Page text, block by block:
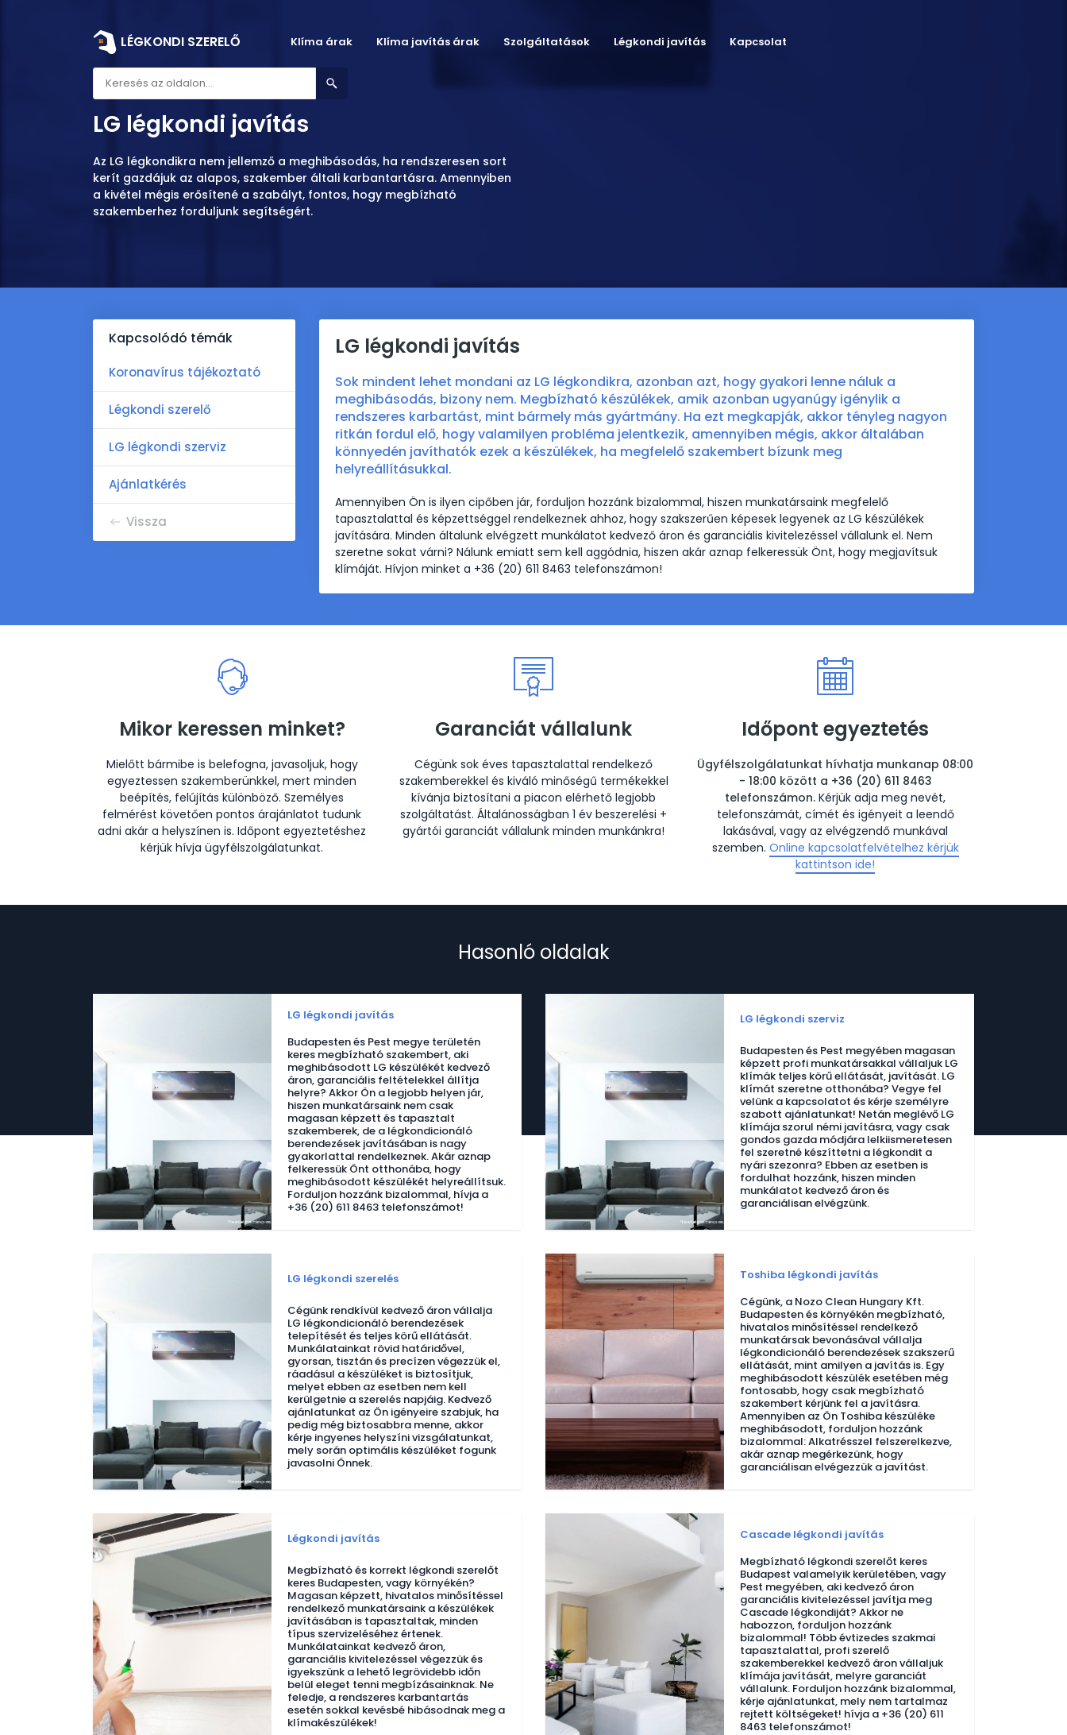
LÉGKONDI SZERELŐ Klíma árak Klíma javítás árak Szolgáltatások Légkondi javítás Kapcsolat
Légkondi szerelő LG légkondi javítás
LG légkondi javítás
Az LG légkondikra nem jellemző a meghibásodás, ha rendszeresen sort
kerít gazdájuk az alapos, szakember általi karbantartásra. Amennyiben
a kivétel mégis erősítené a szabályt, fontos, hogy megbízható
szakemberhez forduljunk segítségért.
Kapcsolódó témák
Koronavírus tájékoztató
Légkondi szerelő
LG légkondi szerviz
Ajánlatkérés
Vissza
LG légkondi javítás
Sok mindent lehet mondani az LG légkondikra, azonban azt, hogy gyakori lenne náluk a
meghibásodás, bizony nem. Megbízható készülékek, amik azonban ugyanúgy igénylik a
rendszeres karbartást, mint bármely más gyártmány. Ha ezt megkapják, akkor tényleg nagyon
ritkán fordul elő, hogy valamilyen probléma jelentkezik, amennyiben mégis, akkor általában
könnyedén javíthatók ezek a készülékek, ha megfelelő szakembert bízunk meg
helyreállításukkal.
Amennyiben Ön is ilyen cipőben jár, forduljon hozzánk bizalommal, hiszen munkatársaink megfelelő
tapasztalattal és képzettséggel rendelkeznek ahhoz, hogy szakszerűen képesek legyenek az LG készülékek
javítására. Minden általunk elvégzett munkálatot kedvező áron és garanciális kivitelezéssel vállalunk el. Nem
szeretne sokat várni? Nálunk emiatt sem kell aggódnia, hiszen akár aznap felkeressük Önt, hogy megjavítsuk
klímáját. Hívjon minket a +36 (20) 611 8463 telefonszámon!
Mikor keressen minket?
Mielőtt bármibe is belefogna, javasoljuk, hogy
egyeztessen szakemberünkkel, mert minden
beépítés, felújítás különböző. Személyes
felmérést követően pontos árajánlatot tudunk
adni akár a helyszínen is. Időpont egyeztetéshez
kérjük hívja ügyfélszolgálatunkat.
Garanciát vállalunk
Cégünk sok éves tapasztalattal rendelkező
szakemberekkel és kiváló minőségű termékekkel
kívánja biztosítani a piacon elérhető legjobb
szolgáltatást. Általánosságban 1 év beszerelési +
gyártói garanciát vállalunk minden munkánkra!
Időpont egyeztetés
Ügyfélszolgálatunkat hívhatja munkanap 08:00
- 18:00 között a +36 (20) 611 8463
telefonszámon. Kérjük adja meg nevét,
telefonszámát, címét és igényeit a leendő
lakásával, vagy az elvégzendő munkával
szemben. Online kapcsolatfelvételhez kérjük
kattintson ide!
Hasonló oldalak
LG légkondi javítás
Budapesten és Pest megye területén
keres megbízható szakembert, aki
meghibásodott LG készülékét kedvező
áron, garanciális feltételekkel állítja
helyre? Akkor Ön a legjobb helyen jár,
hiszen munkatársaink nem csak
magasan képzett és tapasztalt
szakemberek, de a légkondicionáló
berendezések javításában is nagy
gyakorlattal rendelkeznek. Akár aznap
felkeressük Önt otthonába, hogy
meghibásodott készülékét helyreállítsuk.
Forduljon hozzánk bizalommal, hívja a
+36 (20) 611 8463 telefonszámot!
LG légkondi szerviz
Budapesten és Pest megyében magasan
képzett profi munkatársakkal vállaljuk LG
klímák teljes körű ellátását, javítását. LG
klímát szeretne otthonába? Vegye fel
velünk a kapcsolatot és kérje személyre
szabott ajánlatunkat! Netán meglévő LG
klímája szorul némi javításra, vagy csak
gondos gazda módjára lelkiismeretesen
fel szeretné készíttetni a légkondit a
nyári szezonra? Ebben az esetben is
fordulhat hozzánk, hiszen minden
munkálatot kedvező áron és
garanciálisan elvégzünk.
LG légkondi szerelés
Cégünk rendkívül kedvező áron vállalja
LG légkondicionáló berendezések
telepítését és teljes körű ellátását.
Munkálatainkat rövid határidővel,
gyorsan, tisztán és precízen végezzük el,
ráadásul a készüléket is biztosítjuk,
melyet ebben az esetben nem kell
kerülgetnie a szerelés napjáig. Kedvező
ajánlatunkat az Ön igényeire szabjuk, ha
pedig még biztosabbra menne, akkor
kérje ingyenes helyszíni vizsgálatunkat,
mely során optimális készüléket fogunk
javasolni Önnek.
Toshiba légkondi javítás
Cégünk, a Nozo Clean Hungary Kft.
Budapesten és környékén megbízható,
hivatalos minősítéssel rendelkező
munkatársak bevonásával vállalja
légkondicionáló berendezések szakszerű
ellátását, mint amilyen a javítás is. Egy
meghibásodott készülék esetében még
fontosabb, hogy csak megbízható
szakembert kérjünk fel a javításra.
Amennyiben az Ön Toshiba készüléke
meghibásodott, forduljon hozzánk
bizalommal: Alkatrésszel felszerelkezve,
akár aznap megérkezünk, hogy
garanciálisan elvégezzük a javítást.
Légkondi javítás
Megbízható és korrekt légkondi szerelőt
keres Budapesten, vagy környékén?
Magasan képzett, hivatalos minősítéssel
rendelkező munkatársaink a készülékek
javításában is tapasztaltak, minden
típus szervizeléséhez értenek.
Munkálatainkat kedvező áron,
garanciális kivitelezéssel végezzük és
igyekszünk a lehető legrövidebb időn
belül eleget tenni megbízásainknak. Ne
feledje, a rendszeres karbantartás
esetén sokkal kevésbé hibásodnak meg a
klímakészülékek!
Cascade légkondi javítás
Megbízható légkondi szerelőt keres
Budapest valamelyik kerületében, vagy
Pest megyében, aki kedvező áron
garanciális kivitelezéssel javítja meg
Cascade légkondiját? Akkor ne
habozzon, forduljon hozzánk
bizalommal! Több évtizedes szakmai
tapasztalattal, profi szerelő
szakemberekkel kedvező áron vállaljuk
klímája javítását, melyre garanciát
vállalunk. Forduljon hozzánk bizalommal,
kérje ajánlatunkat, mely nem tartalmaz
rejtett költségeket! hívja a +36 (20) 611
8463 telefonszámot!